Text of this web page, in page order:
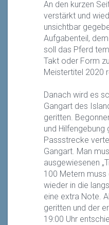
An den kurzen
verstärkt und
unsichtbar
Aufgabenteil,
soll das Pferd
Takt oder Form
Meistertitel 2020
Danach wird es
Gangart des
geritten.
und
Passstrecke
Gangart. Man
ausgewiesenen
100 Metern
wieder in die
eine extra Note.
geritten und der
19:00 Uhr